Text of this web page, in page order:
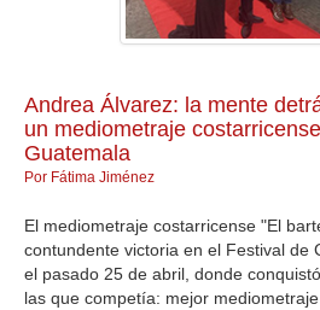
GALERIA
Andrea Álvarez: la mente
un mediometraje
Guatemala
Por Fátima Jiménez
El mediometraje costarricense "El
contundente victoria en el Festival de
el pasado 25 de abril, donde
las que competía: mejor